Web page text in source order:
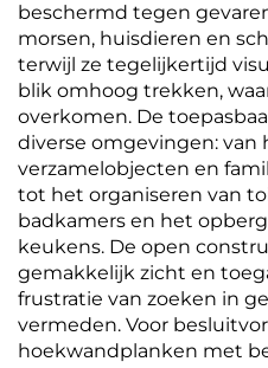
beschermd tegen
morsen, huisdieren en
terwijl ze tegelijkertijd
blik omhoog trekken,
overkomen. De
diverse omgevingen:
verzamelobjecten en
tot het organiseren van
badkamers en het
keukens. De open
gemakkelijk zicht en
frustratie van zoeken in
vermeden. Voor
hoekwandplanken met